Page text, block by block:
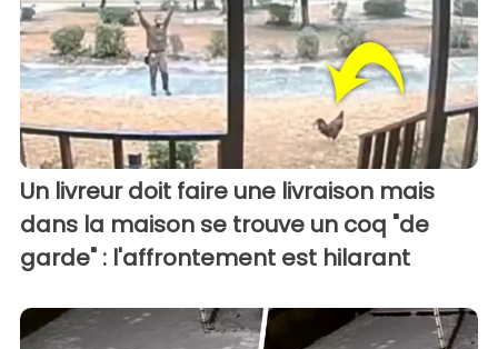
Un livreur doit faire une livraison mais
dans la maison se trouve un coq "de
garde" : l'affrontement est hilarant